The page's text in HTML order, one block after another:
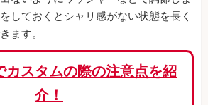
しておくとシャリ感がない状態を長く
ます。
カスタムの際の注意点を紹
介！